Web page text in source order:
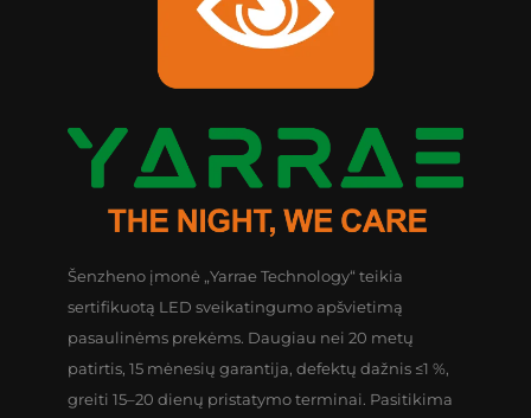
Šenzheno įmonė „Yarrae Technology“ teikia
sertifikuotą LED sveikatingumo apšvietimą
pasaulinėms prekėms. Daugiau nei 20 metų
patirtis, 15 mėnesių garantija, defektų dažnis ≤1 %,
greiti 15–20 dienų pristatymo terminai. Pasitikima